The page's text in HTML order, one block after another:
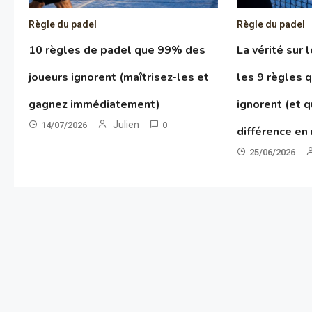
Règle du padel
10 règles de padel que 99% des
joueurs ignorent (maîtrisez-les et
gagnez immédiatement)
14/07/2026 Julien 0
Règle du padel
La vérité sur
les 9 règles
ignorent (et
différence en
25/06/2026